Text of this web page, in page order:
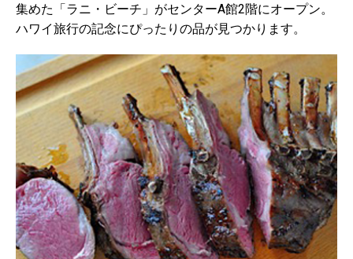
集めた「ラニ・ビーチ」がセンターA館2階にオープン。
ハワイ旅行の記念にぴったりの品が見つかります。